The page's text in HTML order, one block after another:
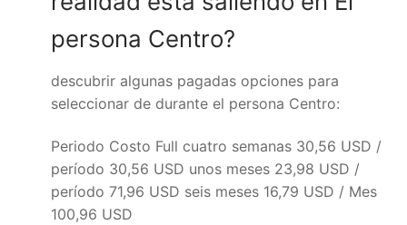
persona Centro?
descubrir algunas pagadas opciones para
seleccionar de durante el persona Centro:
Periodo Costo Full cuatro semanas 30,56 USD /
período 30,56 USD unos meses 23,98 USD /
período 71,96 USD seis meses 16,79 USD / Mes
100,96 USD